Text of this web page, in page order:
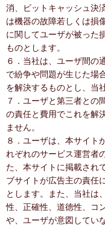
消、ビットキャッシュ決
は機器の故障若しくは損
に関してユーザが被った
ものとします。
６．当社は、ユーザ間の
で紛争や問題が生じた場
を解決するものとし、当
７．ユーザと第三者との
の責任と費用でこれを解
ません。
８．ユーザは、本サイト
れぞれのサービス運営者
た、本サイトに掲載され
ブサイトが広告主の責任
とします。また、当社は
性、正確性、道徳性、コ
や、ユーザが意図してい